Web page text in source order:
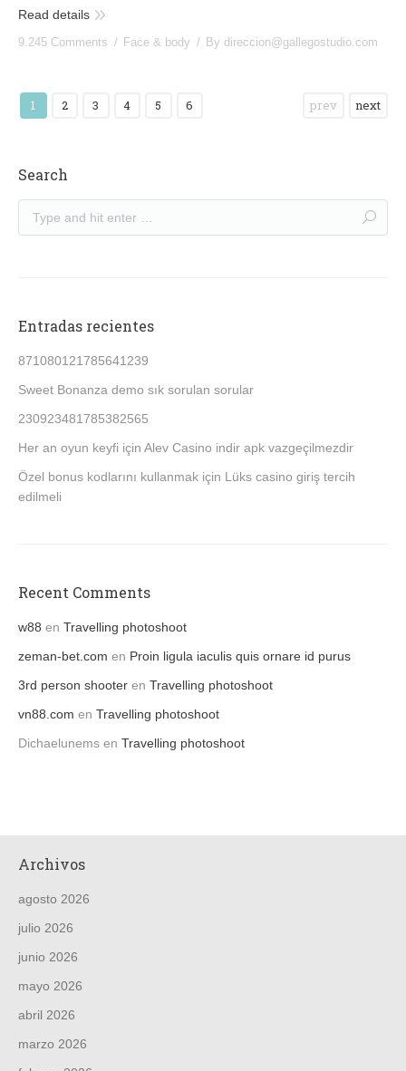
Read details
9.245 Comments Face & body By direccion@gallegostudio.com
1 2 3 4 5 6 prev next
Search
Entradas recientes
871080121785641239
Sweet Bonanza demo sık sorulan sorular
230923481785382565
Her an oyun keyfi için Alev Casino indir apk vazgeçilmezdir
Özel bonus kodlarını kullanmak için Lüks casino giriş tercih
edilmeli
Recent Comments
w88 en Travelling photoshoot
zeman-bet.com en Proin ligula iaculis quis ornare id purus
3rd person shooter en Travelling photoshoot
vn88.com en Travelling photoshoot
Dichaelunems en Travelling photoshoot
Archivos
agosto 2026
julio 2026
junio 2026
mayo 2026
abril 2026
marzo 2026